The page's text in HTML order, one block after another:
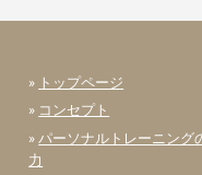
» トップページ
» コンセプト
» パーソナルトレーニング
力